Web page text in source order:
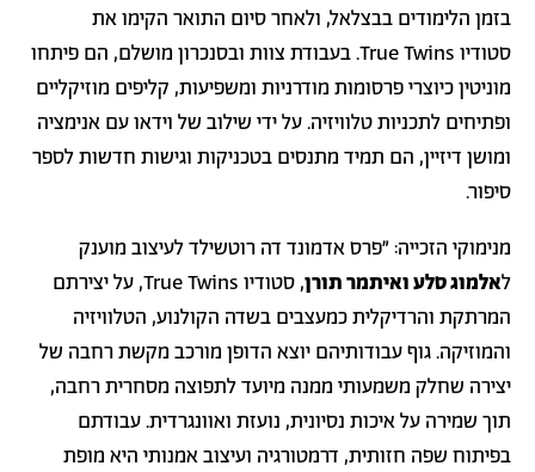
בזמן הלימודים בבצלאל, ולאחר סיום התואר הקימו את
סטודיו True Twins. בעבודת צוות ובסנכרון מושלם, הם פיתחו
מוניטין כיוצרי פרסומות מודרניות ומשפיעות, קליפים מוזיקליים
ופתיחים לתכניות טלוויזיה. על ידי שילוב של וידאו עם אנימציה
ומושן דיזיין, הם תמיד מתנסים בטכניקות וגישות חדשות לספר
סיפור.
מנימוקי הזכייה: ״פרס אדמונד דה רוטשילד לעיצוב מוענק
לאלמוג סלע ואיתמר תורן
, סטודיו True Twins, על יצירתם
המרתקת והרדיקלית כמעצבים בשדה הקולנוע, הטלוויזיה
והמוזיקה. גוף עבודותיהם יוצא הדופן מורכב מקשת רחבה של
יצירה שחלק משמעותי ממנה מיועד לתפוצה מסחרית רחבה,
תוך שמירה על איכות נסיונית, נועזת ואוונגרדית. עבודתם
בפיתוח שפה חזותית, דרמטורגיה ועיצוב אמנותי היא מופת